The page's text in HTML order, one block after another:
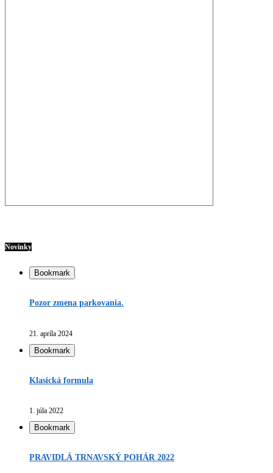
Novinky
Bookmark
Pozor zmena parkovania.
21. apríla 2024
Bookmark
Klasická formula
1. júla 2022
Bookmark
PRAVIDLÁ TRNAVSKÝ POHÁR 2022